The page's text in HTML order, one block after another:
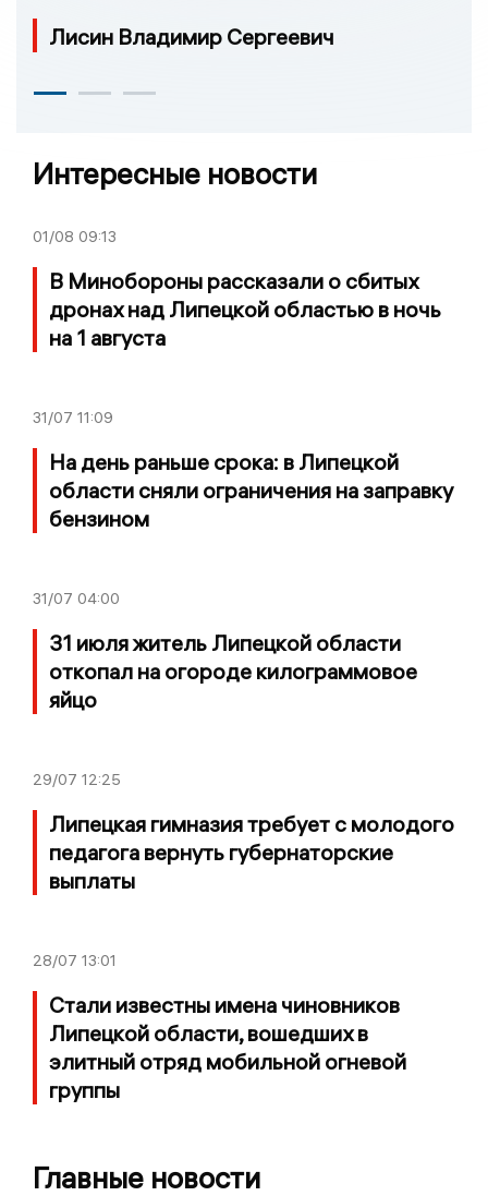
Лисин Владимир Сергеевич
Интересные новости
01/08 09:13
В Минобороны рассказали о сбитых
дронах над Липецкой областью в ночь
на 1 августа
31/07 11:09
На день раньше срока: в Липецкой
области сняли ограничения на заправку
бензином
31/07 04:00
31 июля житель Липецкой области
откопал на огороде килограммовое
яйцо
29/07 12:25
Липецкая гимназия требует с молодого
педагога вернуть губернаторские
выплаты
28/07 13:01
Стали известны имена чиновников
Липецкой области, вошедших в
элитный отряд мобильной огневой
группы
Главные новости